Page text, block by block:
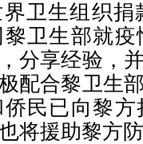
卫生组织捐
卫生部就
分享经验，
配合黎卫生
民已向黎
将援助黎方